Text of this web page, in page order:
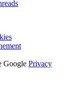
Google Privacy